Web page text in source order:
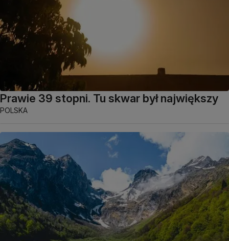
Prawie 39 stopni. Tu skwar był największy
POLSKA